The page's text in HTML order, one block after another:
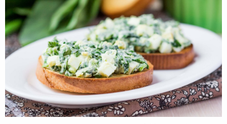
РАДІО КРАСА КІНО
LIFESTYLE FASHION ТРАДИЦІЇ
PETS